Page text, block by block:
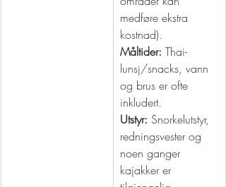
medføre ekstra
kostnad).
Måltider: Thai-
lunsj/snacks, vann
og brus er ofte
inkludert.
Utstyr: Snorkelutstyr,
redningsvester og
noen ganger
kajakker er